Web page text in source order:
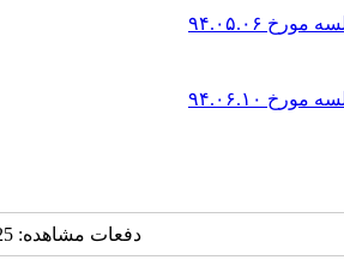
مورخ ۹۴.۰۵.۰۶
مورخ ۹۴.۰۶.۱۰
دفعات مشاهده: 3125 بار |